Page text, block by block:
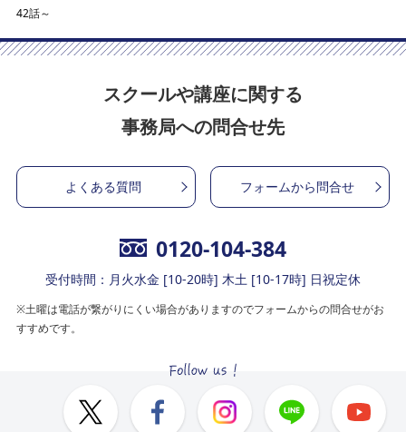
42話～
スクールや講座に関する
事務局への問合せ先
よくある質問 フォームから問合せ
0120-104-384
受付時間：月火水金 [10-20時] 木土 [10-17時] 日祝定休
※土曜は電話が繋がりにくい場合がありますのでフォームからの問合せがお
すすめです。